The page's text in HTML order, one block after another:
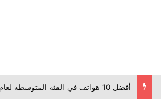
أفضل 10 هواتف في الفئة المتوسطة لعام 2026